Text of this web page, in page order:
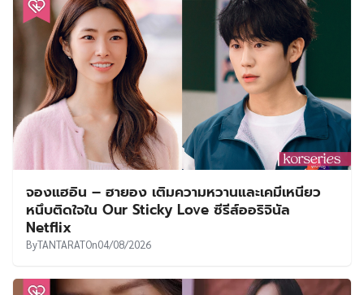
จองแฮอิน – ฮายอง เติมความหวานและเคมีเหนียว
หนึบติดใจใน Our Sticky Love ซีรีส์ออริจินัล
Netflix
ByTANTARATOn04/08/2026